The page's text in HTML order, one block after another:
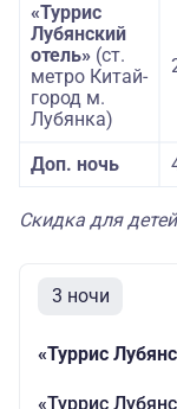
«Туррис
Лубянский
отель» (ст.
метро Китай-
город м.
Лубянка)
Доп. ночь
Скидка для
3 ночи
«Туррис
«Туррис